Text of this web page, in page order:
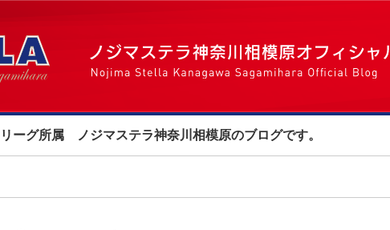
ーグ所属 ノジマステラ神奈川相模原のブログです。